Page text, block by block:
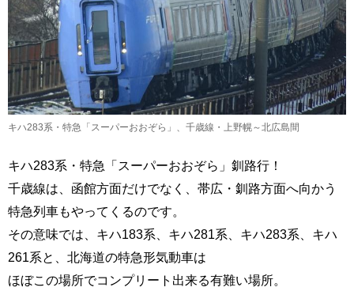
キハ283系・特急「スーパーおおぞら」、千歳線・上野幌～北広島間
キハ283系・特急「スーパーおおぞら」釧路行！
千歳線は、函館方面だけでなく、帯広・釧路方面へ向かう
特急列車もやってくるのです。
その意味では、キハ183系、キハ281系、キハ283系、キハ
261系と、北海道の特急形気動車は
ほぼこの場所でコンプリート出来る有難い場所。